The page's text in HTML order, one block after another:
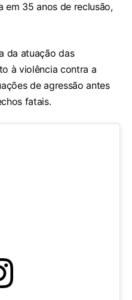
em 35 anos de reclusão,
da atuação das
à violência contra a
de agressão antes
fatais.